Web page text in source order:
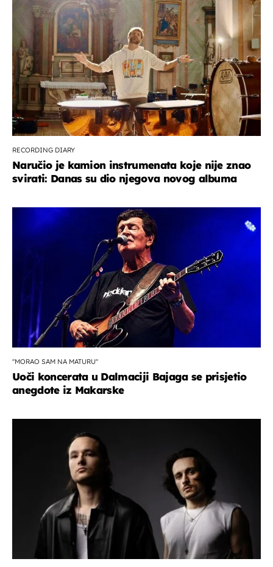
RECORDING DIARY
Naručio je kamion instrumenata koje nije znao
svirati: Danas su dio njegova novog albuma
''MORAO SAM NA MATURU''
Uoči koncerata u Dalmaciji Bajaga se prisjetio
anegdote iz Makarske